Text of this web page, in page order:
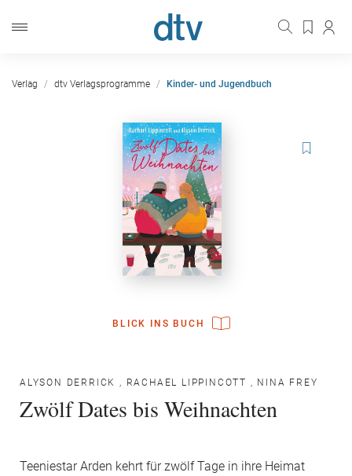
Verlag dtv Verlagsprogramme Kinder- und Jugendbuch
BLICK INS BUCH
ALYSON DERRICK , RACHAEL LIPPINCOTT , NINA FREY
Zwölf Dates bis Weihnachten
Teeniestar Arden kehrt für zwölf Tage in ihre Heimat